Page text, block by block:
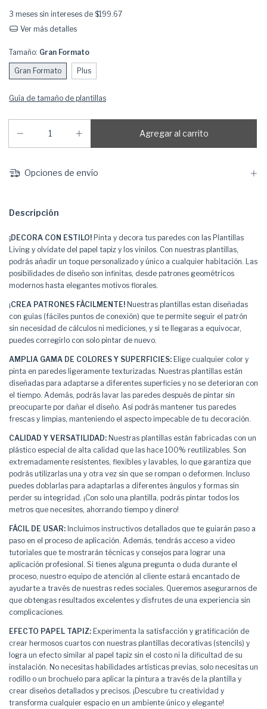
3 meses sin intereses de $199.67
Ver más detalles
Tamaño: Gran Formato
Gran Formato Plus
Guía de tamaño de plantillas
Opciones de envío
Descripción
¡DECORA CON ESTILO! Pinta y decora tus paredes con las Plantillas
Living y olvídate del papel tapiz y los vinilos. Con nuestras plantillas,
podrás añadir un toque personalizado y único a cualquier habitación. Las
posibilidades de diseño son infinitas, desde patrones geométricos
modernos hasta elegantes motivos florales.
¡CREA PATRONES FÀCILMENTE! Nuestras plantillas estan diseñadas
con guìas (fáciles puntos de conexión) que te permite seguir el patrón
sin necesidad de cálculos ni mediciones, y si te llegaras a equivocar,
puedes corregirlo con solo pintar de nuevo.
AMPLIA GAMA DE COLORES Y SUPERFICIES: Elige cualquier color y
pinta en paredes ligeramente texturizadas. Nuestras plantillas están
diseñadas para adaptarse a diferentes superficies y no se deterioran con
el tiempo. Además, podrás lavar las paredes después de pintar sin
preocuparte por dañar el diseño. Así podrás mantener tus paredes
frescas y limpias, manteniendo el aspecto impecable de tu decoración.
CALIDAD Y VERSATILIDAD: Nuestras plantillas están fabricadas con un
plástico especial de alta calidad que las hace 100% reutilizables. Son
extremadamente resistentes, flexibles y lavables, lo que garantiza que
podrás utilizarlas una y otra vez sin que se rompan o deformen. Incluso
puedes doblarlas para adaptarlas a diferentes ángulos y formas sin
perder su integridad. ¡Con solo una plantilla, podrás pintar todos los
metros que necesites, ahorrando tiempo y dinero!
FÁCIL DE USAR: Incluimos instructivos detallados que te guiarán paso a
paso en el proceso de aplicación. Además, tendrás acceso a video
tutoriales que te mostrarán técnicas y consejos para lograr una
aplicación profesional. Si tienes alguna pregunta o duda durante el
proceso, nuestro equipo de atención al cliente estará encantado de
ayudarte a través de nuestras redes sociales. Queremos asegurarnos de
que obtengas resultados excelentes y disfrutes de una experiencia sin
complicaciones.
EFECTO PAPEL TAPIZ: Experimenta la satisfacción y gratificación de
crear hermosos cuartos con nuestras plantillas decorativas (stencils) y
logra un efecto similar al papel tapiz sin el costo ni la dificultad de su
instalación. No necesitas habilidades artísticas previas, solo necesitas un
rodillo o un brochuelo para aplicar la pintura a través de la plantilla y
crear diseños detallados y precisos. ¡Descubre tu creatividad y
transforma cualquier espacio en un ambiente único y elegante!